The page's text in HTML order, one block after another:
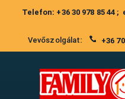
Telefon: +36 30 978 85
Vevőszolgálat: +36